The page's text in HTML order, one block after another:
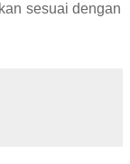
sesuai dengan